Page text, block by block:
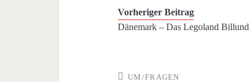
Vorheriger Beitrag
Dänemark – Das Legoland Billund
UM/FRAGEN